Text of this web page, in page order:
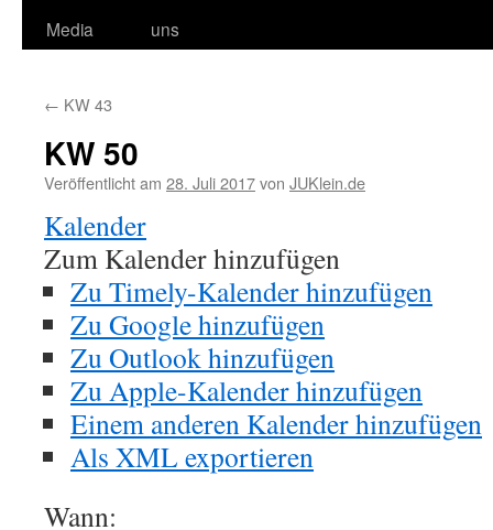
Media
uns
← KW 43
KW 50
Veröffentlicht am 28. Juli 2017von JUKlein.de
Kalender
Zum Kalender hinzufügen
Zu Timely-Kalender hinzufügen
Zu Google hinzufügen
Zu Outlook hinzufügen
Zu Apple-Kalender hinzufügen
Einem anderen Kalender hinzufügen
Als XML exportieren
Wann: